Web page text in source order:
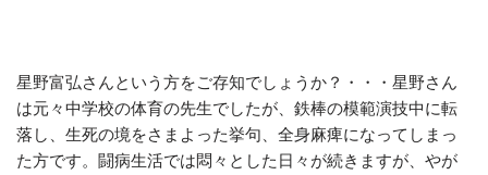
星野富弘さんという方をご存知でしょうか？・・・星野さん
は元々中学校の体育の先生でしたが、鉄棒の模範演技中に転
落し、生死の境をさまよった挙句、全身麻痺になってしまっ
た方です。闘病生活では悶々とした日々が続きますが、やが